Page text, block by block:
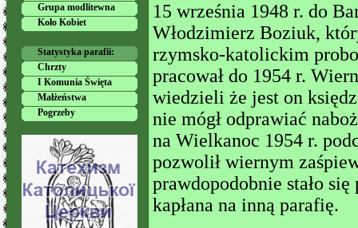
Grupa modlitewna
Koło Kobiet
Statystyka parafii:
Chrzty
I Komunia Święta
Małżeństwa
Pogrzeby
15 września 1948 r. do
Włodzimierz Boziuk,
rzymsko-katolickim
pracował do 1954 r.
wiedzieli że jest on
nie mógł odprawiać
na Wielkanoc 1954 r.
pozwolił wiernym
prawdopodobnie stało
kapłana na inną parafię.